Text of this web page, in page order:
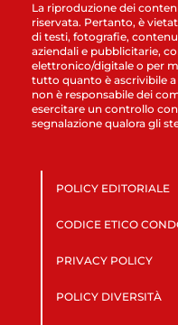
La riproduzione dei
riservata. Pertanto, è
di testi, fotografie,
aziendali e pubblicitarie,
elettronico/digitale o per
tutto quanto è ascrivibile
non è responsabile dei
esercitare un controllo
segnalazione qualora gli
POLICY EDITORIALE
CODICE ETICO
PRIVACY POLICY
POLICY DIVERSITÀ